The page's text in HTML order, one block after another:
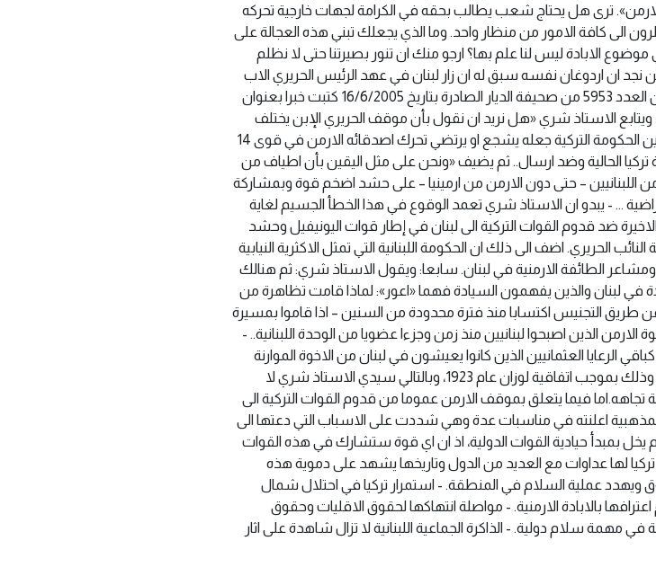
ترى هل ‏يحتاج شعب يطالب بحقه في الكرامة لجهات خارجية تحركه
الى كافة الامور من منظار واحد. وما الذي يجعلك تبني هذه ‏العجالة على
الابادة ليس لنا ‏علم بها؟ ارجو منك ان تنور بصيرتنا حتى لا نظلم
نجد ان اردوغان نفسه سبق له ان زار لبنان في عهد الرئيس الحريري ‏الاب
ولم يتحرك احد من الارمن ضده..‏ ‏- حضرة الاستاذ المحترم ان العدد 5953 من صحيفة الديار الصادرة بتاريخ 16/6/2005 كتبت ‏خبرا بعنوان
الاستاذ شري «هل نريد ان نقول بأن موقف الحريري الإبن يختلف
الآن عن موقف ‏والده؟ وهل ان هنالك «اشكالاً ما» بينه وبين الحكومة التركية جعله يشجع او يرتضي تحرك ‏اصدقائه الارمن في قوى 14
‏الحالية وضد ارسال.. ثم يضيف «ونحن على مثل اليقين بأن اطياف من
اللبنانيين – حتى دون الارمن من ارمينيا – على حشد ‏اضخم قوة وبمشاركة
وجدتها فرصة استعراضية …‏ ‏- يبدو ان الاستاذ شري تعمد الوقوع في هذا الخطأ الجسيم لغاية
ضد قدوم القوات التركية الى لبنان في إطار قوات ‏اليونيفيل وحشد
كتلة النائب ‏الحريري. اضف الى ذلك ان الحكومة اللبنانية التي تمثل الاكثرية النيابية
الطائفة الارمنية في لبنان.‏ سابعا: ويقول الاستاذ شري: ثم هنالك
لبنان والذين يفهمون السيادة فهما «اعور»: لماذا قامت تظاهرة من
عن طريق التجنيس اكتسابا منذ فترة محدودة من ‏السنين – اذا قاموا بمسيرة
‏الارمن الذين اصبحوا لبنانيين منذ زمن وجزءا عضويا من الوحدة اللبنانية..‏ ‏-
كباقي الرعايا ‏العثمانيين الذين كانوا يعيشون في لبنان من الاخوة الموارنة
والسنة والشيعة والدروز ‏والارثوذكس والكاثوليك وغيرهم وذلك بموجب اتفاقية لوزان عام 1923، وبالتالي سيدي الاستاذ ‏شري لا
تجاهه.‏اما فيما يتعلق بموقف الارمن عموما من قدوم القوات التركية الى
والمذهبية اعلنته في مناسبات عدة وهي شددت على ‏الاسباب التي دعتها الى
بمبدأ حيادية القوات الدولية، اذ ان اي قوة ‏ستشارك في هذه القوات
‏لها عداوات مع العديد من الدول وتاريخها يشهد على دموية هذه
ويهدد عملية السلام في المنطقة.‏ ‏- استمرار تركيا في احتلال شمال
بالابادة الارمنية.‏ ‏- مواصلة انتهاكها لحقوق الاقليات وحقوق
سلام دولية.‏ ‏- الذاكرة الجماعية اللبنانية لا تزال شاهدة على اثار